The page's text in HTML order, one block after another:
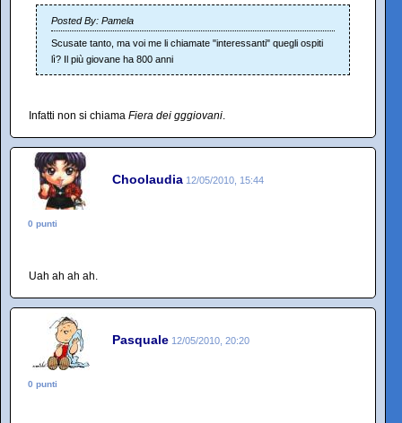
Posted By: Pamela
Scusate tanto, ma voi me li chiamate "interessanti" quegli ospiti
lì? Il più giovane ha 800 anni
Infatti non si chiama Fiera dei gggiovani.
Choolaudia 12/05/2010, 15:44
0 punti
Uah ah ah ah.
Pasquale 12/05/2010, 20:20
0 punti